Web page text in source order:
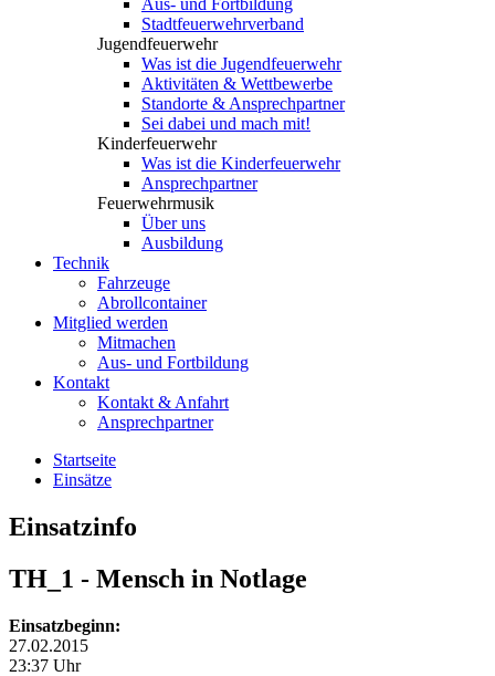
Aus- und Fortbildung
Stadtfeuerwehrverband
Jugendfeuerwehr
Was ist die Jugendfeuerwehr
Aktivitäten & Wettbewerbe
Standorte & Ansprechpartner
Sei dabei und mach mit!
Kinderfeuerwehr
Was ist die Kinderfeuerwehr
Ansprechpartner
Feuerwehrmusik
Über uns
Ausbildung
Technik
Fahrzeuge
Abrollcontainer
Mitglied werden
Mitmachen
Aus- und Fortbildung
Kontakt
Kontakt & Anfahrt
Ansprechpartner
Startseite
Einsätze
Einsatzinfo
TH_1 - Mensch in Notlage
Einsatzbeginn:
27.02.2015
23:37 Uhr